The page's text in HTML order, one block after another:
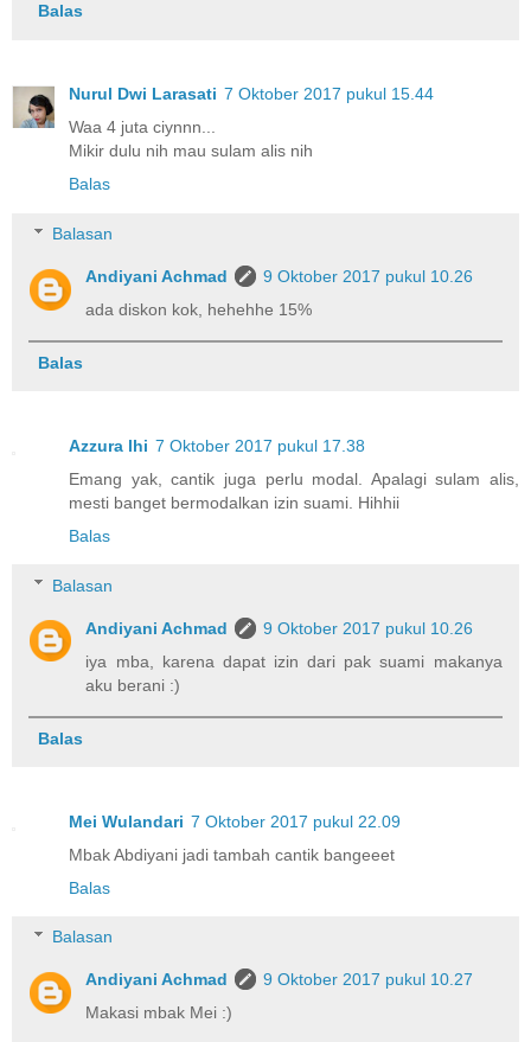
Balas
Nurul Dwi Larasati 7 Oktober 2017 pukul 15.44
Waa 4 juta ciynnn...
Mikir dulu nih mau sulam alis nih
Balas
Balasan
Andiyani Achmad
9 Oktober 2017 pukul 10.26
ada diskon kok, hehehhe 15%
Balas
Azzura lhi 7 Oktober 2017 pukul 17.38
Emang yak, cantik juga perlu modal. Apalagi sulam alis,
mesti banget bermodalkan izin suami. Hihhii
Balas
Balasan
Andiyani Achmad
9 Oktober 2017 pukul 10.26
iya mba, karena dapat izin dari pak suami makanya
aku berani :)
Balas
Mei Wulandari 7 Oktober 2017 pukul 22.09
Mbak Abdiyani jadi tambah cantik bangeeet
Balas
Balasan
Andiyani Achmad
9 Oktober 2017 pukul 10.27
Makasi mbak Mei :)